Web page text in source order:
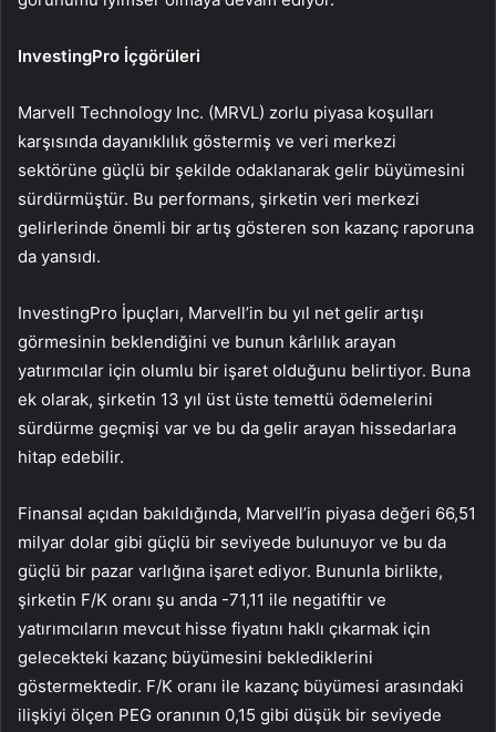
InvestingPro İçgörüleri
Marvell Technology Inc. (MRVL) zorlu piyasa koşulları
karşısında dayanıklılık göstermiş ve veri merkezi
sektörüne güçlü bir şekilde odaklanarak gelir büyümesini
sürdürmüştür. Bu performans, şirketin veri merkezi
gelirlerinde önemli bir artış gösteren son kazanç raporuna
da yansıdı.
InvestingPro İpuçları, Marvell’in bu yıl net gelir artışı
görmesinin beklendiğini ve bunun kârlılık arayan
yatırımcılar için olumlu bir işaret olduğunu belirtiyor. Buna
ek olarak, şirketin 13 yıl üst üste temettü ödemelerini
sürdürme geçmişi var ve bu da gelir arayan hissedarlara
hitap edebilir.
Finansal açıdan bakıldığında, Marvell’in piyasa değeri 66,51
milyar dolar gibi güçlü bir seviyede bulunuyor ve bu da
güçlü bir pazar varlığına işaret ediyor. Bununla birlikte,
şirketin F/K oranı şu anda -71,11 ile negatiftir ve
yatırımcıların mevcut hisse fiyatını haklı çıkarmak için
gelecekteki kazanç büyümesini beklediklerini
göstermektedir. F/K oranı ile kazanç büyümesi arasındaki
ilişkiyi ölçen PEG oranının 0,15 gibi düşük bir seviyede